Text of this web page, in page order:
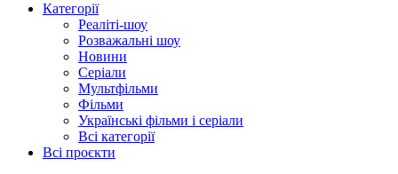
Категорії
Реаліті-шоу
Розважальні шоу
Новини
Серіали
Мультфільми
Фільми
Українські фільми і серіали
Всі категорії
Всі проєкти